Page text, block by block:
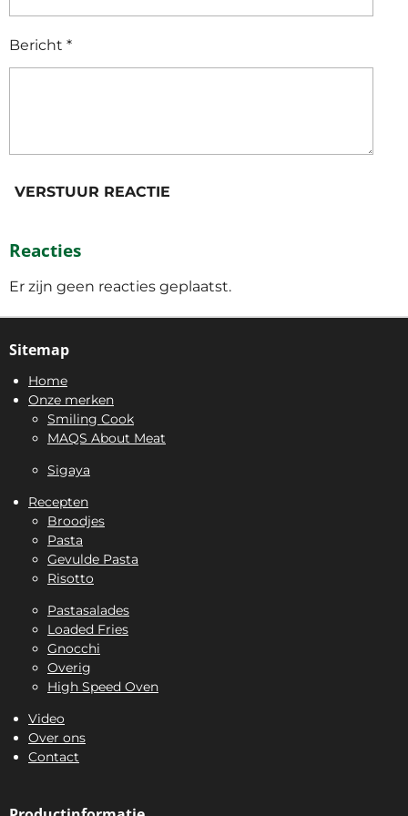
Bericht *
VERSTUUR REACTIE
Reacties
Er zijn geen reacties geplaatst.
Sitemap
Home
Onze merken
Smiling Cook
MAQS About Meat
Sigaya
Recepten
Broodjes
Pasta
Gevulde Pasta
Risotto
Pastasalades
Loaded Fries
Gnocchi
Overig
High Speed Oven
Video
Over ons
Contact